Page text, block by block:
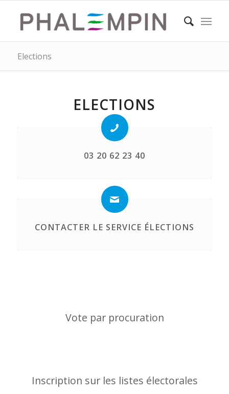
Elections
ELECTIONS
03 20 62 23 40
CONTACTER LE SERVICE ÉLECTIONS
Vote par procuration
Inscription sur les listes électorales